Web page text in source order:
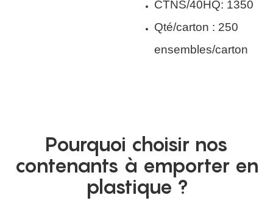
CTNS/40HQ: 1350
Qté/carton : 250
ensembles/carton
Pourquoi choisir nos
contenants à emporter en
plastique ?